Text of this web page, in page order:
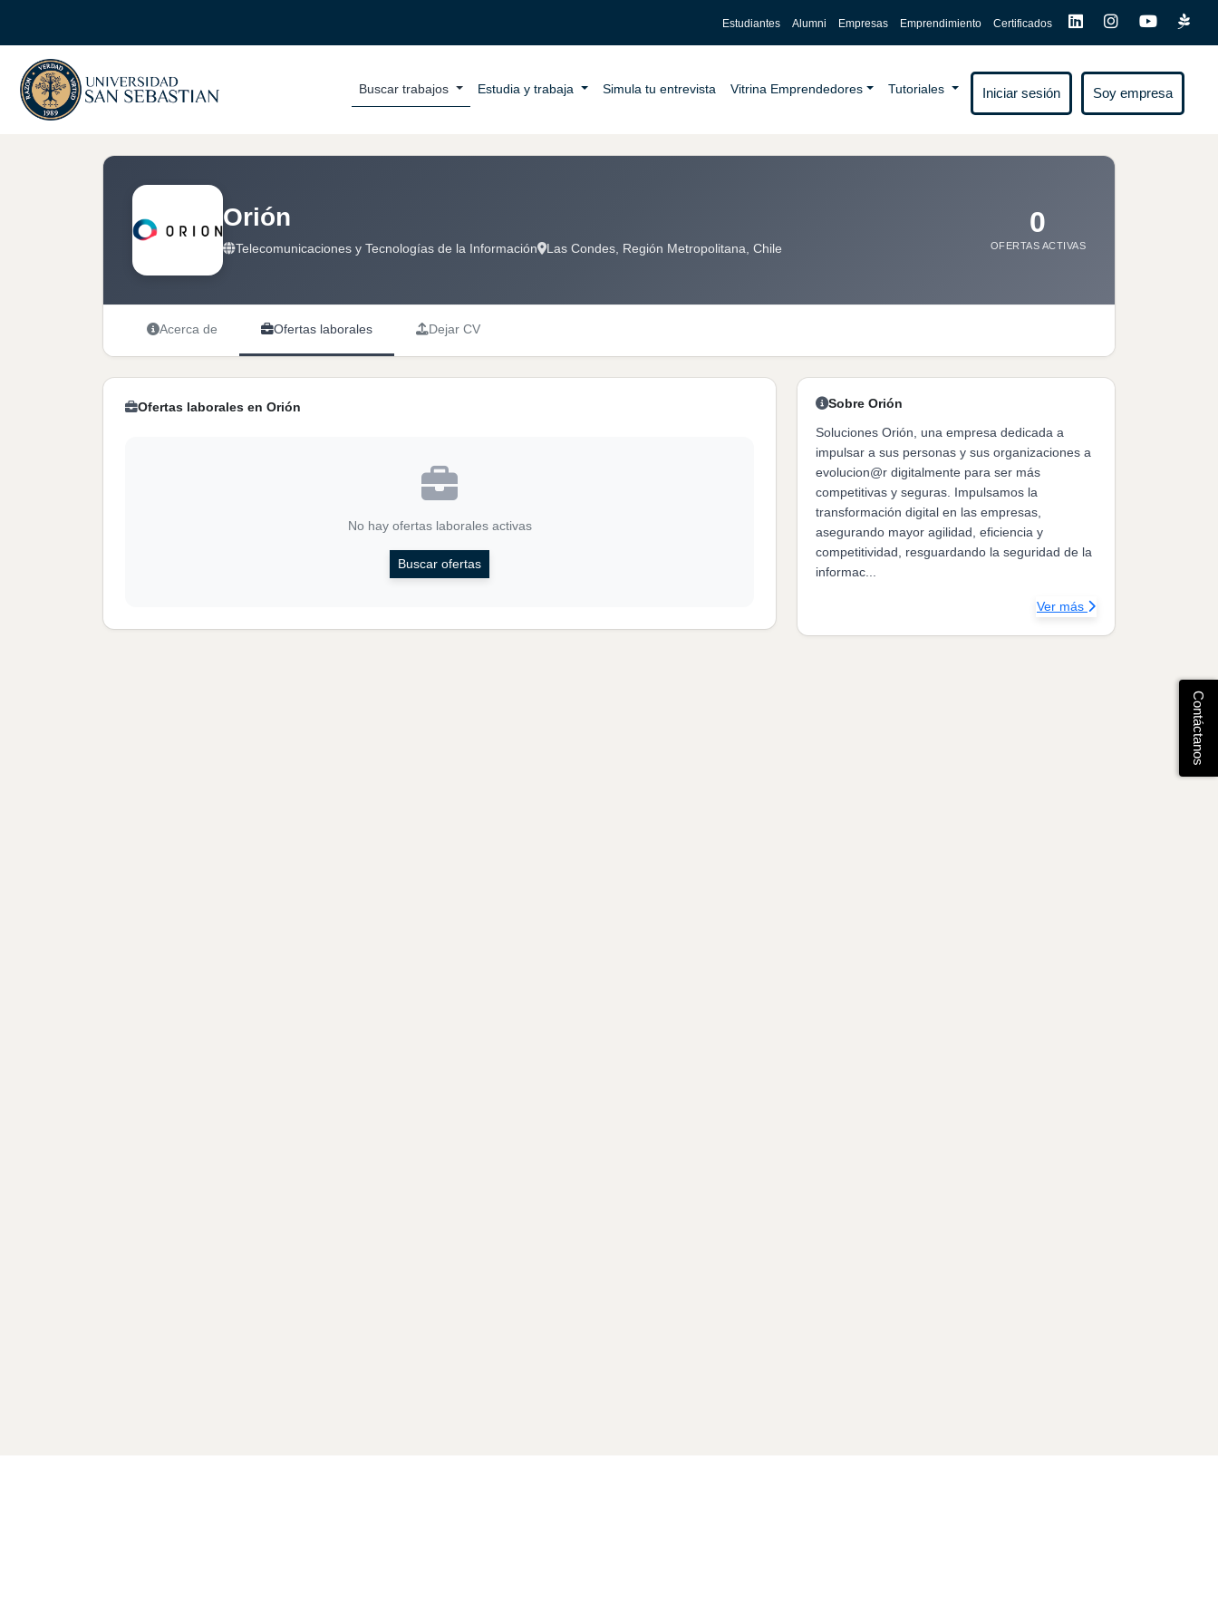
Estudiantes Alumni Empresas Emprendimiento Certificados
Buscar trabajos Estudia y trabaja Simula tu entrevista Vitrina Emprendedores Tutoriales Iniciar sesión Soy empresa
Orión
Telecomunicaciones y Tecnologías de la Información Las Condes, Región Metropolitana, Chile
0
OFERTAS ACTIVAS
Acerca de Ofertas laborales Dejar CV
Ofertas laborales en Orión
No hay ofertas laborales activas
Buscar ofertas
Sobre Orión
Soluciones Orión, una empresa dedicada a
impulsar a sus personas y sus organizaciones a
evolucion@r digitalmente para ser más
competitivas y seguras. Impulsamos la
transformación digital en las empresas,
asegurando mayor agilidad, eficiencia y
competitividad, resguardando la seguridad de la
informac...
Ver más
Contáctanos